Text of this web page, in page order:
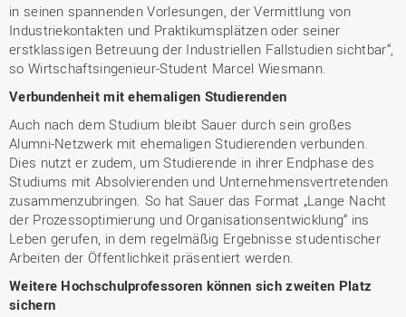
in seinen spannenden Vorlesungen, der Vermittlung von
Industriekontakten und Praktikumsplätzen oder seiner
erstklassigen Betreuung der Industriellen Fallstudien sichtbar“,
so Wirtschaftsingenieur-Student Marcel Wiesmann.
Verbundenheit mit ehemaligen Studierenden
Auch nach dem Studium bleibt Sauer durch sein großes
Alumni-Netzwerk mit ehemaligen Studierenden verbunden.
Dies nutzt er zudem, um Studierende in ihrer Endphase des
Studiums mit Absolvierenden und Unternehmensvertretenden
zusammenzubringen. So hat Sauer das Format „Lange Nacht
der Prozessoptimierung und Organisationsentwicklung“ ins
Leben gerufen, in dem regelmäßig Ergebnisse studentischer
Arbeiten der Öffentlichkeit präsentiert werden.
Weitere Hochschulprofessoren können sich zweiten Platz
sichern